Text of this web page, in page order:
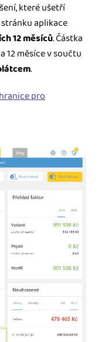
které ušetří
aplikace
12 měsíců. Částka
12 měsíce v součtu
.
pro